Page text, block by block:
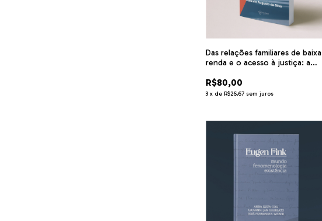
Das relações familiares de baixa
renda e o acesso à justiça: a
humana
R$80,00
3 x deR$26,67 sem juros